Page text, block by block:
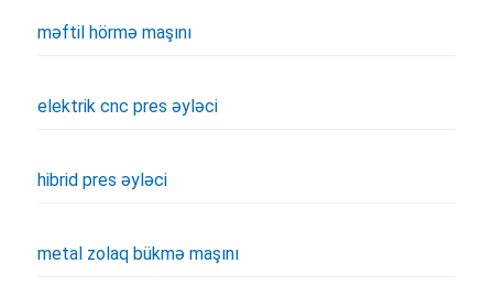
məftil hörmə maşını
elektrik cnc pres əyləci
hibrid pres əyləci
metal zolaq bükmə maşını